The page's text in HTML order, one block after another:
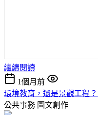
繼續閱讀
1個月前
環境教育，還是景觀工程
公共事務 圖文創作